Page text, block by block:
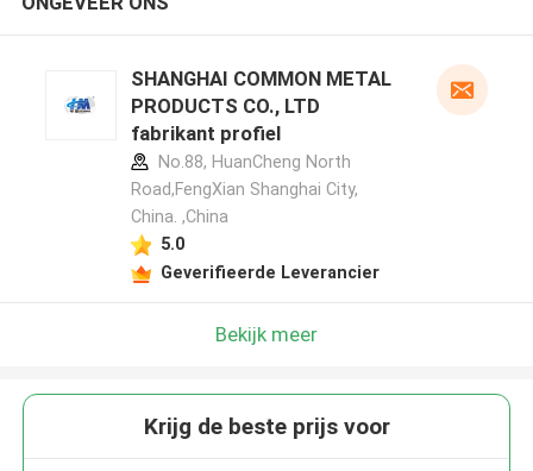
SHANGHAI COMMON METAL
PRODUCTS CO., LTD
fabrikant profiel
No.88, HuanCheng North
Road,FengXian Shanghai City,
China. ,China
5.0
Geverifieerde Leverancier
Bekijk meer
Krijg de beste prijs voor